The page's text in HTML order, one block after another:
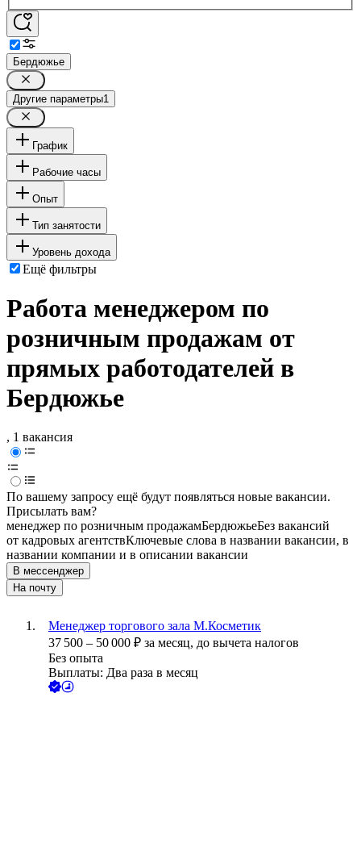
Бердюжье
Другие параметры1
График
Рабочие часы
Опыт
Тип занятости
Уровень дохода
Ещё фильтры
Работа менеджером по
розничным продажам от
прямых работодателей в
Бердюжье
, 1 вакансия
По вашему запросу ещё будут появляться новые вакансии.
Присылать вам?
менеджер по розничным продажамБердюжьеБез вакансий
от кадровых агентствКлючевые слова в названии вакансии, в
названии компании и в описании вакансии
В мессенджер
На почту
Менеджер торгового зала М.Косметик
37 500 – 50 000 ₽ за месяц, до вычета налогов
Без опыта
Выплаты: Два раза в месяц